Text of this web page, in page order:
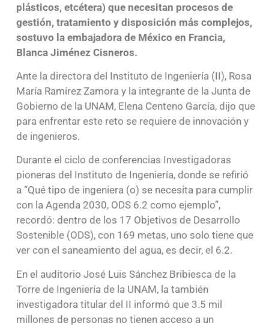
plásticos, etcétera) que necesitan procesos de
gestión, tratamiento y disposición más complejos,
sostuvo la embajadora de México en Francia,
Blanca Jiménez Cisneros.
Ante la directora del Instituto de Ingeniería (II), Rosa
María Ramírez Zamora y la integrante de la Junta de
Gobierno de la UNAM, Elena Centeno García, dijo que
para enfrentar este reto se requiere de innovación y
de ingenieros.
Durante el ciclo de conferencias Investigadoras
pioneras del Instituto de Ingeniería, donde se refirió
a “Qué tipo de ingeniera (o) se necesita para cumplir
con la Agenda 2030, ODS 6.2 como ejemplo”,
recordó: dentro de los 17 Objetivos de Desarrollo
Sostenible (ODS), con 169 metas, uno solo tiene que
ver con el saneamiento del agua, es decir, el 6.2.
En el auditorio José Luis Sánchez Bribiesca de la
Torre de Ingeniería de la UNAM, la también
investigadora titular del II informó que 3.5 mil
millones de personas no tienen acceso a un